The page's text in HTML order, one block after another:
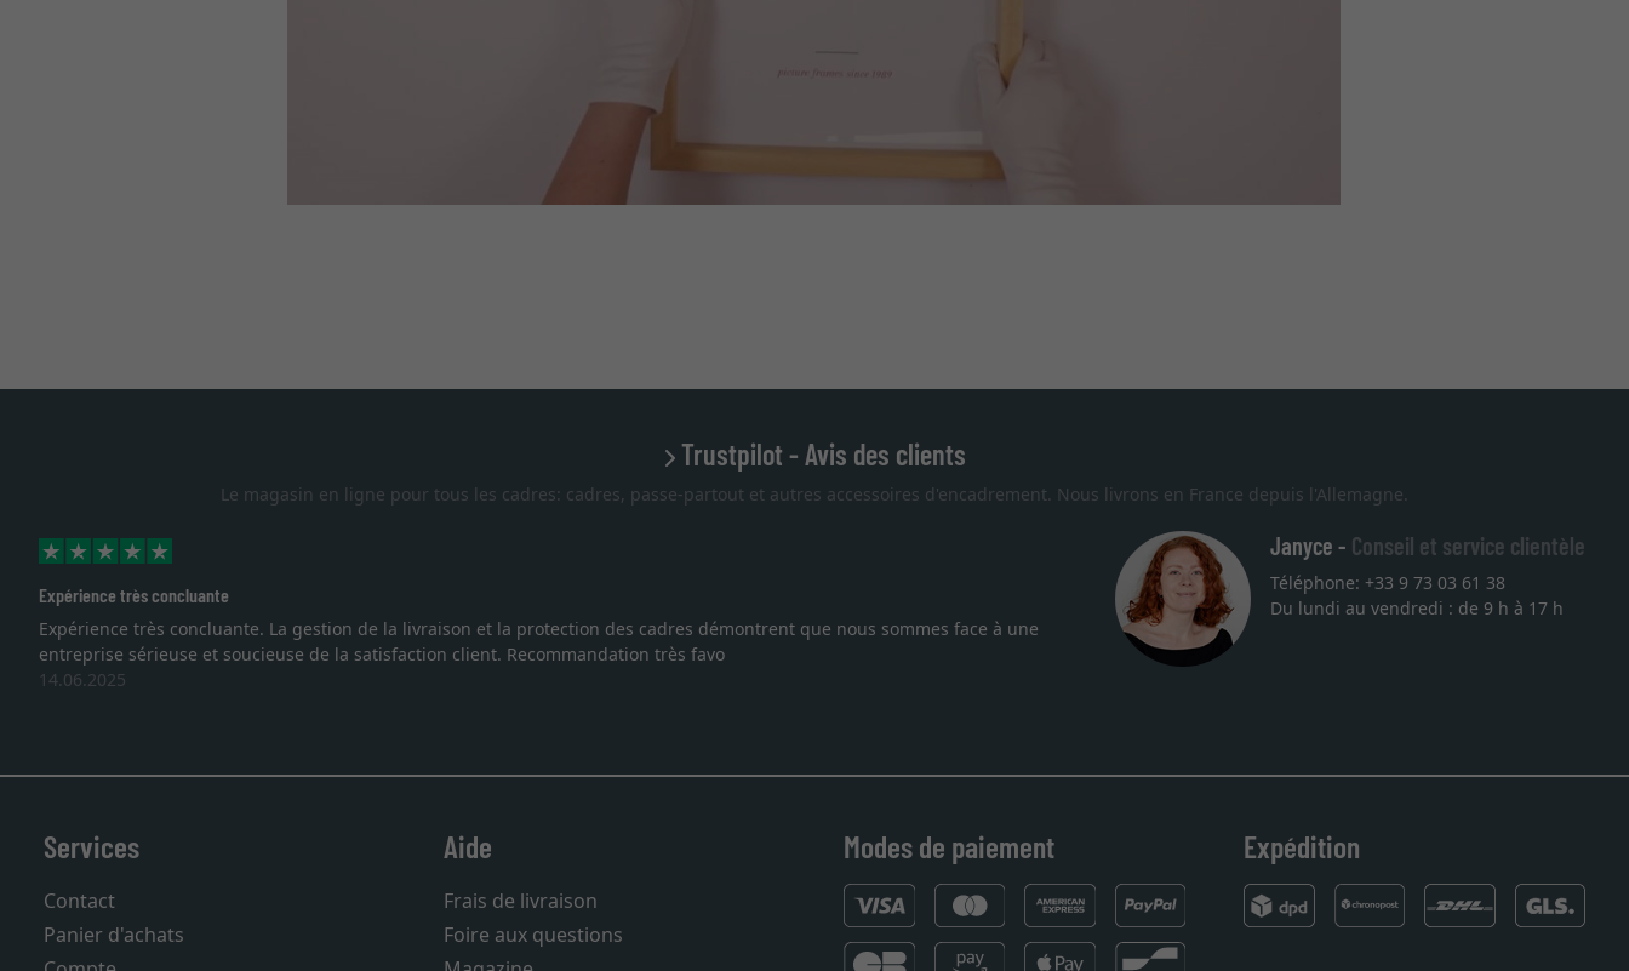
Trustpilot - Avis des clients
Le magasin en ligne pour tous les cadres: cadres, passe-partout et autres accessoires d'encadrement. Nous livrons en France depuis l'Allemagne.
Expérience très concluante
Expérience très concluante. La gestion de la livraison et la protection des cadres démontrent que nous sommes face à une
entreprise sérieuse et soucieuse de la satisfaction client. Recommandation très favo
14.06.2025
Janyce - Conseil et service clientèle
Téléphone: +33 9 73 03 61 38
Du lundi au vendredi : de 9 h à 17 h
Services
Contact
Panier d'achats
Aide
Frais de livraison
Foire aux questions
Modes de paiement Expédition